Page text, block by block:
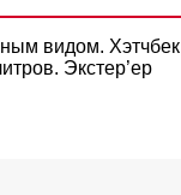
видом. Хэтчбек
Экстер’ер